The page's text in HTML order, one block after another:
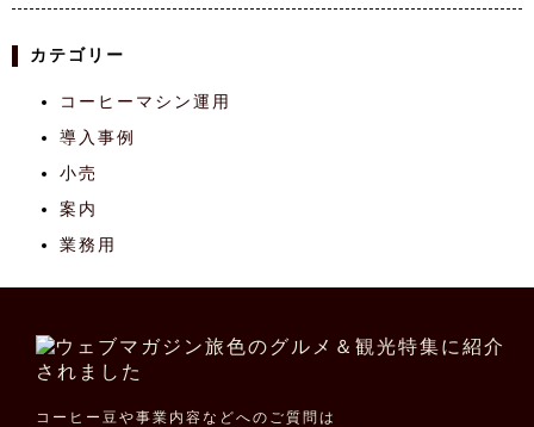
カテゴリー
コーヒーマシン運用
導入事例
小売
案内
業務用
コーヒー豆や事業内容などへのご質問は